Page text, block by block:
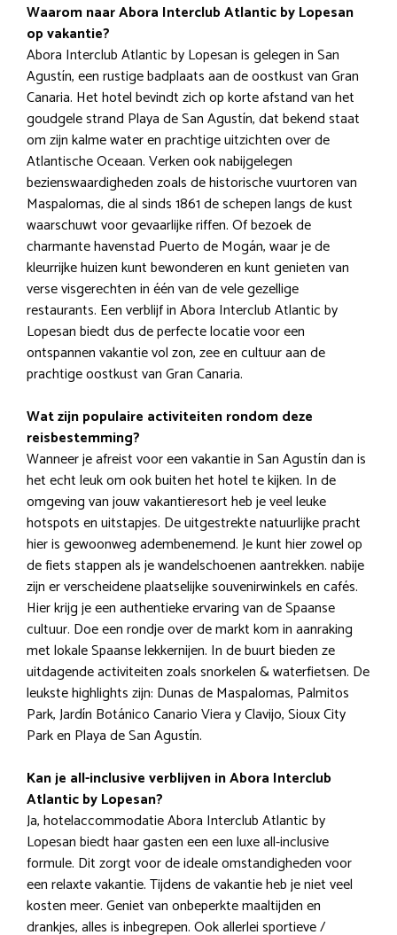
Waarom naar Abora Interclub Atlantic by Lopesan
op vakantie?
Abora Interclub Atlantic by Lopesan is gelegen in San
Agustín, een rustige badplaats aan de oostkust van Gran
Canaria. Het hotel bevindt zich op korte afstand van het
goudgele strand Playa de San Agustín, dat bekend staat
om zijn kalme water en prachtige uitzichten over de
Atlantische Oceaan. Verken ook nabijgelegen
bezienswaardigheden zoals de historische vuurtoren van
Maspalomas, die al sinds 1861 de schepen langs de kust
waarschuwt voor gevaarlijke riffen. Of bezoek de
charmante havenstad Puerto de Mogán, waar je de
kleurrijke huizen kunt bewonderen en kunt genieten van
verse visgerechten in één van de vele gezellige
restaurants. Een verblijf in Abora Interclub Atlantic by
Lopesan biedt dus de perfecte locatie voor een
ontspannen vakantie vol zon, zee en cultuur aan de
prachtige oostkust van Gran Canaria.
Wat zijn populaire activiteiten rondom deze
reisbestemming?
Wanneer je afreist voor een vakantie in San Agustín dan is
het echt leuk om ook buiten het hotel te kijken. In de
omgeving van jouw vakantieresort heb je veel leuke
hotspots en uitstapjes. De uitgestrekte natuurlijke pracht
hier is gewoonweg adembenemend. Je kunt hier zowel op
de fiets stappen als je wandelschoenen aantrekken. nabije
zijn er verscheidene plaatselijke souvenirwinkels en cafés.
Hier krijg je een authentieke ervaring van de Spaanse
cultuur. Doe een rondje over de markt kom in aanraking
met lokale Spaanse lekkernijen. In de buurt bieden ze
uitdagende activiteiten zoals snorkelen & waterfietsen. De
leukste highlights zijn: Dunas de Maspalomas, Palmitos
Park, Jardín Botánico Canario Viera y Clavijo, Sioux City
Park en Playa de San Agustín.
Kan je all-inclusive verblijven in Abora Interclub
Atlantic by Lopesan?
Ja, hotelaccommodatie Abora Interclub Atlantic by
Lopesan biedt haar gasten een een luxe all-inclusive
formule. Dit zorgt voor de ideale omstandigheden voor
een relaxte vakantie. Tijdens de vakantie heb je niet veel
kosten meer. Geniet van onbeperkte maaltijden en
drankjes, alles is inbegrepen. Ook allerlei sportieve /